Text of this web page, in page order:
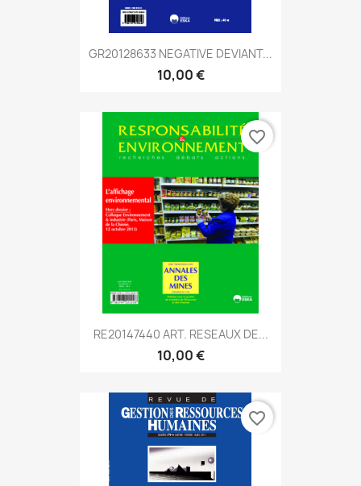
GR20128633 NEGATIVE DEVIANT...
10,00 €
RE20147440 ART. RESEAUX DE...
10,00 €
favorite_border
favorite_border